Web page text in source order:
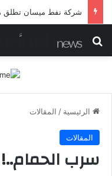
بحث عن
الرئيسية / المقالات
المقالات
سرب الحمام..!